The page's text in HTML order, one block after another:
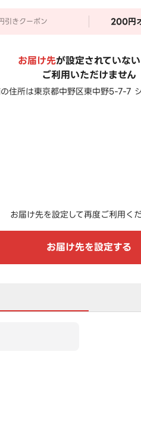
引きクーポン 200円
お届け先が設定されていな
ご利用いただけません
住所は東京都中野区東中野5-7-7
お届け先を設定して再度ご利用くだ
お届け先を設定する